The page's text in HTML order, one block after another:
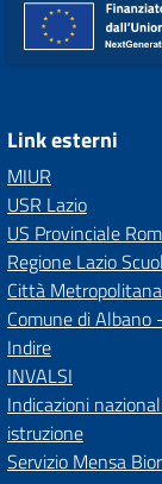
Link esterni
MIUR
USR Lazio
US Provinciale
Regione Lazio
Città
Comune di Albano
Indire
INVALSI
Indicazioni
istruzione
Servizio Mensa